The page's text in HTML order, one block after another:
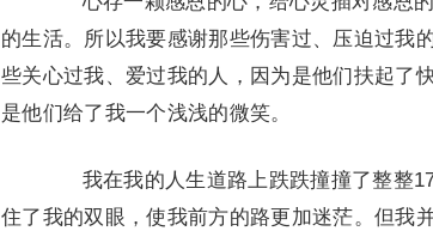
的生活。所以我要感谢那些伤害过、压迫过我
些关心过我、爱过我的人，因为是他们扶起了
是他们给了我一个浅浅的微笑。
我在我的人生道路上跌跌撞撞了整整17
住了我的双眼，使我前方的路更加迷茫。但我